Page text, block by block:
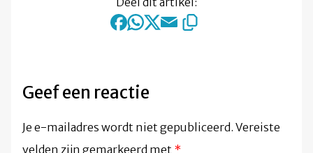
Geef een reactie
Je e-mailadres wordt niet gepubliceerd. Vereiste
velden zijn gemarkeerd met *